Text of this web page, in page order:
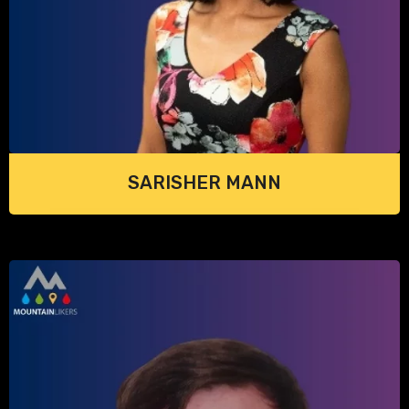
SARISHER MANN